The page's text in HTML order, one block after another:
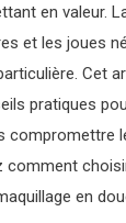
en valeur.
et les joues
Cet
pratiques
compromettre
comment
en